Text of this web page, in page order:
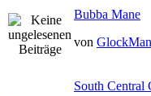
Bubba Mane
von
South Central